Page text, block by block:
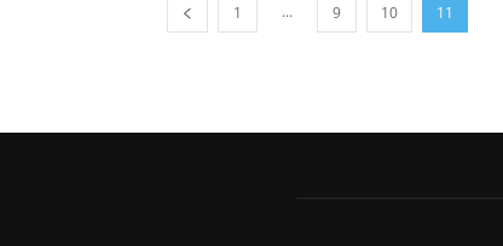
1 ... 9 10 11